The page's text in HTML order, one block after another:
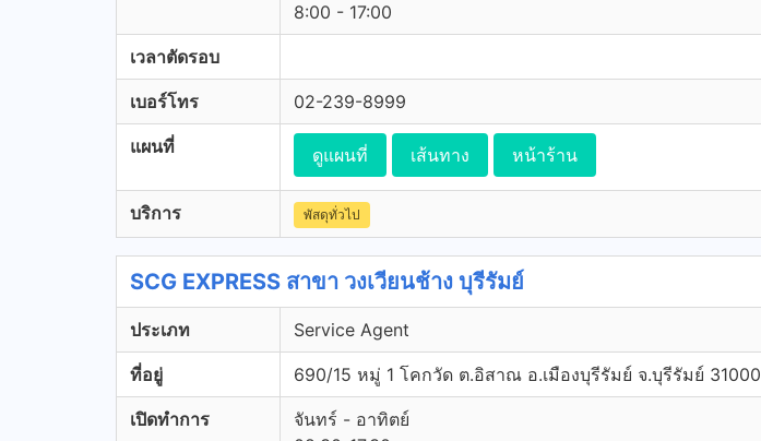
8:00 - 17:00
เวลาตัดรอบ
เบอร์โทร 02-239-8999
แผนที่ ดูแผนที่ เส้นทาง หน้าร้าน
บริการ พัสดุทั่วไป
SCG EXPRESS สาขา วงเวียนช้าง บุรีรัมย์
ประเภท Service Agent
ที่อยู่ 690/15 หมู่ 1 โคกวัด ต.อิสาณ อ.เมืองบุรีรัมย์ จ.บุรีรัมย์ 31000
เปิดทำการ
จันทร์ - อาทิตย์